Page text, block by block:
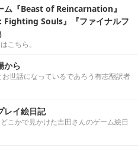
ム『Beast of Reincarnation』
Fighting Souls』『ファイナルフ
こちら。
から
お世話になっているであろう有志翻訳者
レイ絵日記
こかで見かけた吉田さんのゲーム絵日